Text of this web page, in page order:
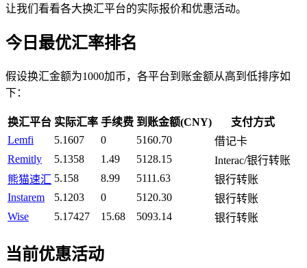
让我们看看各大换汇平台的实际报价和优惠活动。
今日最优汇率排名
假设换汇金额为1000加币，各平台到账金额从高到低排序如
下：
换汇平台 实际汇率 手续费 到账金额(CNY)
支付方式
Lemfi
5.1607 0 5160.70
借记卡
Remitly
5.1358 1.49 5128.15
Interac/银行转账
熊猫速汇 5.158 8.99 5111.63
银行转账
Instarem
5.1203 0 5120.30
银行转账
Wise
5.17427 15.68 5093.14 银行转账
当前优惠活动